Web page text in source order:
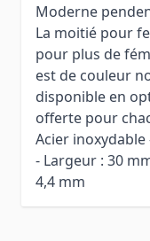
Moderne
La moitié pour
pour plus de
est de couleur
disponible en
offerte pour
Acier inoxydable
- Largeur : 30
4,4 mm